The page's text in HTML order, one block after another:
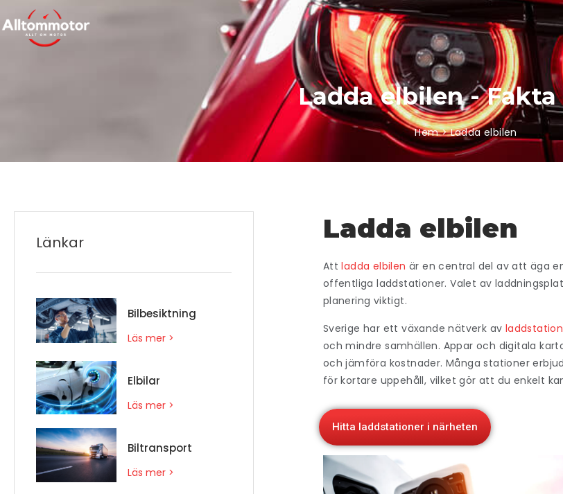
Ladda elbilen -
Hem > Ladda elbilen
Länkar
Bilbesiktning
Läs mer >
Elbilar
Läs mer >
Biltransport
Läs mer >
Ladda elbilen
Attladda elbilen är en central del av att äga
offentliga laddstationer. Valet av
planering viktigt.
Sverige har ett växande nätverk av
och mindre samhällen. Appar och digitala
och jämföra kostnader. Många stationer
för kortare uppehåll, vilket gör att du enkelt
Hitta laddstationer i närheten